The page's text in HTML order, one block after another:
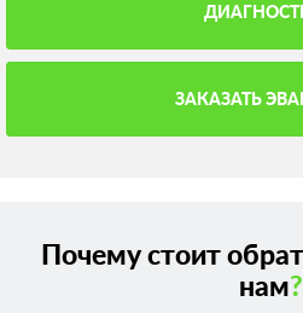
ЗАКАЗАТЬ
Почему стоит
нам?